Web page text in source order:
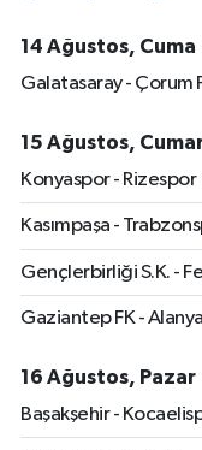
14 Ağustos, Cuma
Galatasaray - Çorum
15 Ağustos,
Konyaspor - Rizespor
Kasımpaşa -
Gençlerbirliği S.K. -
Gaziantep FK -
16 Ağustos, Pazar
Başakşehir -